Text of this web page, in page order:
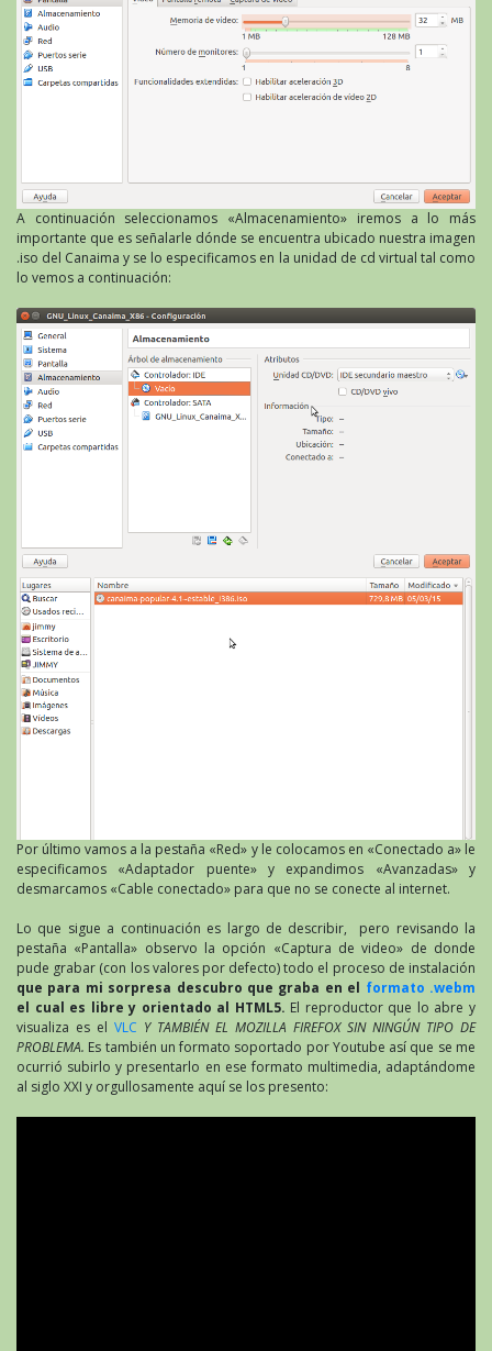
A continuación seleccionamos «Almacenamiento» iremos a lo más
importante que es señalarle dónde se encuentra ubicado nuestra imagen
.iso del Canaima y se lo especificamos en la unidad de cd virtual tal como
lo vemos a continuación:
Por último vamos a la pestaña «Red» y le colocamos en «Conectado a» le
especificamos «Adaptador puente» y expandimos «Avanzadas» y
desmarcamos «Cable conectado» para que no se conecte al internet.
Lo que sigue a continuación es largo de describir, pero revisando la
pestaña «Pantalla» observo la opción «Captura de video» de donde
pude grabar (con los valores por defecto) todo el proceso de instalación
que para mi sorpresa descubro que graba en el formato .webm
el cual es libre y orientado al HTML5. El reproductor que lo abre y
visualiza es el VLC Y TAMBIÉN EL MOZILLA FIREFOX SIN NINGÚN TIPO DE
PROBLEMA. Es también un formato soportado por Youtube así que se me
ocurrió subirlo y presentarlo en ese formato multimedia, adaptándome
al siglo XXI y orgullosamente aquí se los presento: